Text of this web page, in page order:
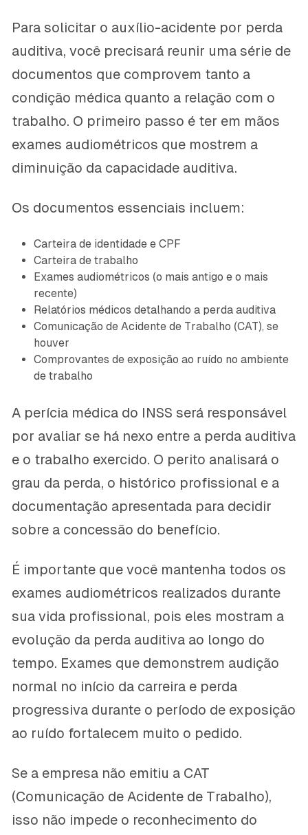
Para solicitar o auxílio-acidente por perda
auditiva, você precisará reunir uma série de
documentos que comprovem tanto a
condição médica quanto a relação com o
trabalho. O primeiro passo é ter em mãos
exames audiométricos que mostrem a
diminuição da capacidade auditiva.
Os documentos essenciais incluem:
Carteira de identidade e CPF
Carteira de trabalho
Exames audiométricos (o mais antigo e o mais
recente)
Relatórios médicos detalhando a perda auditiva
Comunicação de Acidente de Trabalho (CAT), se
houver
Comprovantes de exposição ao ruído no ambiente
de trabalho
A perícia médica do INSS será responsável
por avaliar se há nexo entre a perda auditiva
e o trabalho exercido. O perito analisará o
grau da perda, o histórico profissional e a
documentação apresentada para decidir
sobre a concessão do benefício.
É importante que você mantenha todos os
exames audiométricos realizados durante
sua vida profissional, pois eles mostram a
evolução da perda auditiva ao longo do
tempo. Exames que demonstrem audição
normal no início da carreira e perda
progressiva durante o período de exposição
ao ruído fortalecem muito o pedido.
Se a empresa não emitiu a CAT
(Comunicação de Acidente de Trabalho),
isso não impede o reconhecimento do